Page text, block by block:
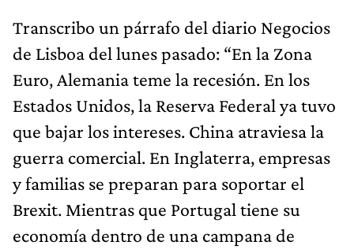
Transcribo un párrafo del diario Negocios
de Lisboa del lunes pasado: “En la Zona
Euro, Alemania teme la recesión. En los
Estados Unidos, la Reserva Federal ya tuvo
que bajar los intereses. China atraviesa la
guerra comercial. En Inglaterra, empresas
y familias se preparan para soportar el
Brexit. Mientras que Portugal tiene su
economía dentro de una campana de